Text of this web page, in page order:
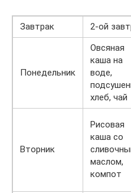
Завтрак 2-ой
Понедельник
Овсяная
каша на
воде,
хлеб, чай
Вторник
Рисовая
каша со
маслом,
компот